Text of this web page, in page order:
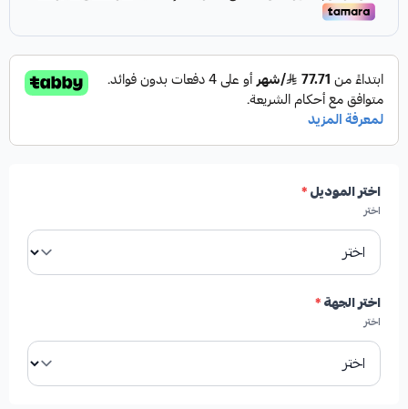
✓من شركة HIGHROAD AUTO PARTS
✓صناعة أمريكية
✓درجة أولى
✓جودة عالية
الأعطال الناتجة عن تلف العكس:
اختر الموديل*
اختر
اختر الجهة*
اختر